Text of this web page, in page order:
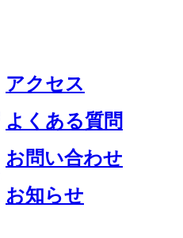
アクセス
よくある質問
お問い合わせ
お知らせ